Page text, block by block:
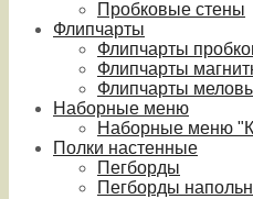
Пробковые стены
Флипчарты
Флипчарты
Флипчарты
Флипчарты
Наборные меню
Наборные меню
Полки настенные
Пегборды
Пегборды